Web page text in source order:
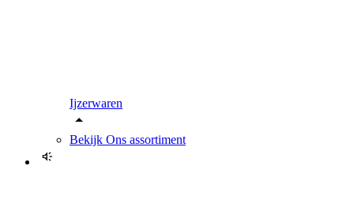
Ijzerwaren
Bekijk Ons assortiment